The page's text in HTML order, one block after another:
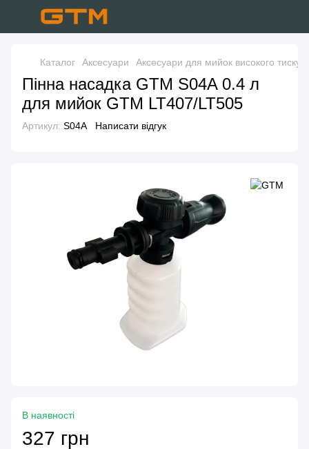
Каталог Аксесуари Аксесуари для мийок високого тиску
Пінна насадка GTM S04A 0.4 л
для мийок GTM LT407/LT505
Артикул: S04A Написати відгук
В наявності
327 грн